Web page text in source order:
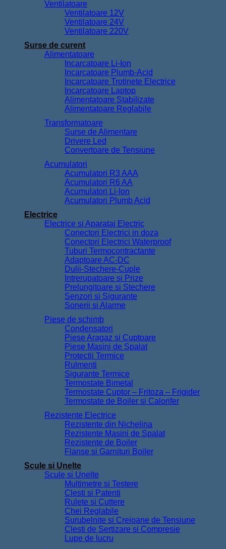
Incarcatoare Li-Ion
Incarcatoare Plumb-Acid
Incarcatoare Trotinete Electrice
Incarcatoare Laptop
Alimentatoare Stabilizate
Alimentatoare Reglabile
Transformatoare
Surse de Alimentare
Drivere Led
Convertoare de Tensiune
Acumulatori
Acumulatori R3 AAA
Acumulatori R6 AA
Acumulatori Li-Ion
Acumulatori Plumb Acid
Electrice
Electrice si Aparataj Electric
Conectori Electrici in doza
Conectori Electrici Waterproof
Tuburi Termocontractante
Adaptoare AC-DC
Intrerupatoare si Prize
Prelungitoare si Stechere
Senzori si Sigurante
Sonerii si Alarme
Piese de schimb
Condensatori
Piese Aragaz si Cuptoare
Piese Masini de Spalat
Protectii Termice
Rulmenti
Sigurante Termice
Termostate Bimetal
Termostate Cuptor – Fritoza – Frigider
Termostate de Boiler si Calorifer
Rezistente Electrice
Rezistente din Nichelina
Rezistente Masini de Spalat
Rezistente de Boiler
Flanse si Garnituri Boiler
Scule si Unelte
Scule si Unelte
Multimetre si Testere
Clesti si Patenti
Rulete si Cuttere
Chei Reglabile
Surubelnite si Creioane de Tensiune
Clesti de Sertizare si Compresie
Lupe de lucru
Accesorii de lipit sau prindere
Letcon – Pistol de Lipit
Fludor si Pasta Decapanta
Pistol si Bara Silicon
Banda Izolatoare si Adeziva
Bride si Coliere de Prindere